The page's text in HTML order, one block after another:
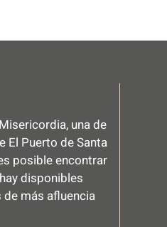
una de
El Puerto de Santa
posible encontrar
disponibles
más afluencia